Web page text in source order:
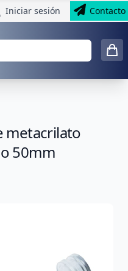
Iniciar sesión Contacto
metacrilato
50mm